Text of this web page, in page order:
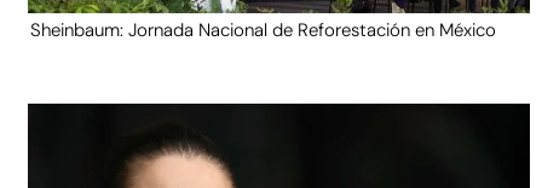
Sheinbaum: Jornada Nacional de Reforestación en México